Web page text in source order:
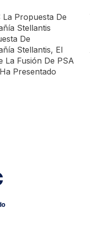
Propuesta De
Stellantis
De
Stellantis, El
La Fusión De PSA
Presentado